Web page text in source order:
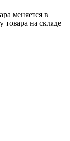
меняется в
товара на складе